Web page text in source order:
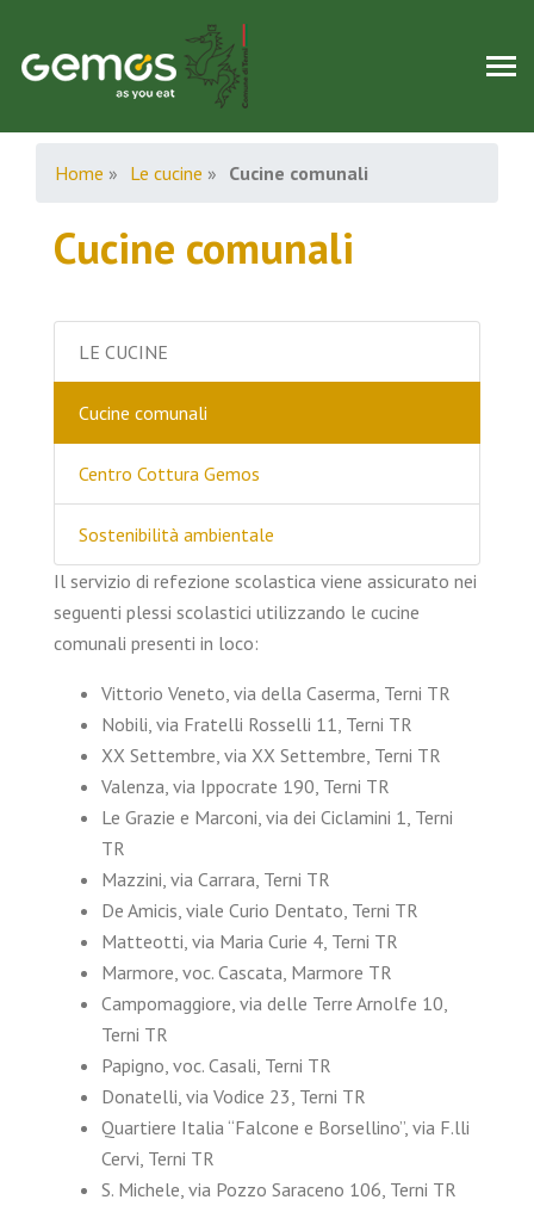
Home » Le cucine » Cucine comunali
Cucine comunali
LE CUCINE
Cucine comunali
Centro Cottura Gemos
Sostenibilità ambientale
Il servizio di refezione scolastica viene assicurato nei
seguenti plessi scolastici utilizzando le cucine
comunali presenti in loco:
Vittorio Veneto, via della Caserma, Terni TR
Nobili, via Fratelli Rosselli 11, Terni TR
XX Settembre, via XX Settembre, Terni TR
Valenza, via Ippocrate 190, Terni TR
Le Grazie e Marconi, via dei Ciclamini 1, Terni
TR
Mazzini, via Carrara, Terni TR
De Amicis, viale Curio Dentato, Terni TR
Matteotti, via Maria Curie 4, Terni TR
Marmore, voc. Cascata, Marmore TR
Campomaggiore, via delle Terre Arnolfe 10,
Terni TR
Papigno, voc. Casali, Terni TR
Donatelli, via Vodice 23, Terni TR
Quartiere Italia “Falcone e Borsellino”, via F.lli
Cervi, Terni TR
S. Michele, via Pozzo Saraceno 106, Terni TR